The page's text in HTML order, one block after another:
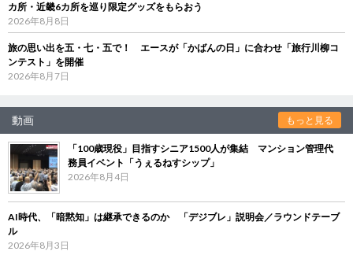
カ所・近畿6カ所を巡り限定グッズをもらおう
2026年8月8日
旅の思い出を五・七・五で！ エースが「かばんの日」に合わせ「旅行川柳コ
ンテスト」を開催
2026年8月7日
動画 もっと見る
「100歳現役」目指すシニア1500人が集結 マンション管理代
務員イベント「うぇるねすシップ」
2026年8月4日
AI時代、「暗黙知」は継承できるのか 「デジブレ」説明会／ラウンドテーブ
ル
2026年8月3日